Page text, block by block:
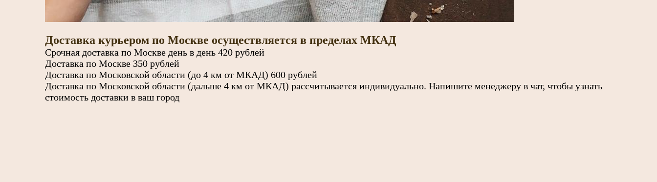
Доставка курьером по Москве осуществляется в пределах МКАД
Срочная доставка по Москве день в день 420 рублей
Доставка по Москве 350 рублей
Доставка по Московской области (до 4 км от МКАД) 600 рублей
Доставка по Московской области (дальше 4 км от МКАД) рассчитывается индивидуально. Напишите менеджеру в чат, чтобы узнать
стоимость доставки в ваш город